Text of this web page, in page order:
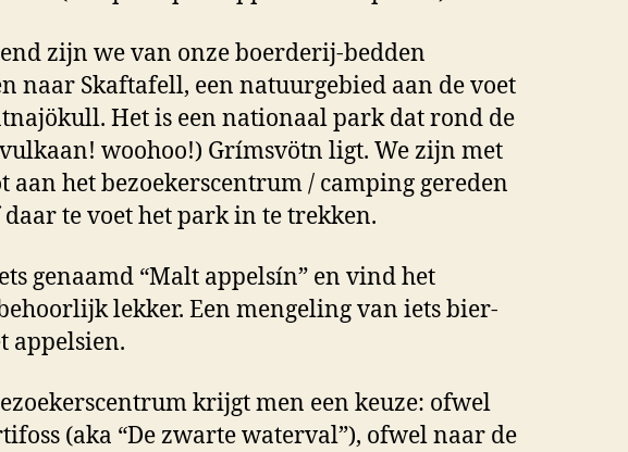
zijn we van onze boerderij-bedden
naar Skaftafell, een natuurgebied aan de voet
Het is een nationaal park dat rond de
woohoo!) Grímsvötn ligt. We zijn met
aan het bezoekerscentrum / camping gereden
te voet het park in te trekken.
genaamd “Malt appelsín” en vind het
lekker. Een mengeling van iets bier-
appelsien.
krijgt men een keuze: ofwel
(aka “De zwarte waterval”), ofwel naar de